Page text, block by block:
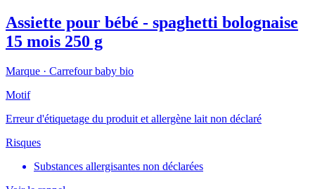
Assiette pour bébé - spaghetti bolognaise
15 mois 250 g
Marque · Carrefour baby bio
Motif
Erreur d'étiquetage du produit et allergène lait non déclaré
Risques
Substances allergisantes non déclarées